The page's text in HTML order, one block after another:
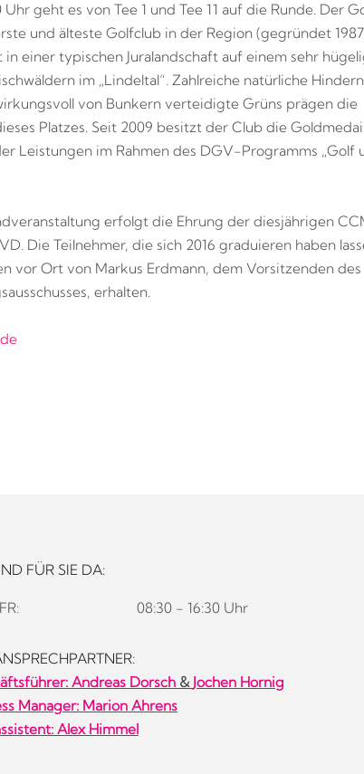
Uhr geht es von Tee 1 und Tee 11 auf die Runde. Der
und älteste Golfclub in der Region (gegründet
einer typischen Juralandschaft auf einem sehr
im „Lindeltal“. Zahlreiche natürliche
von Bunkern verteidigte Grüns prägen die
Platzes. Seit 2009 besitzt der Club die
Leistungen im Rahmen des DGV-Programms „Golf
erfolgt die Ehrung der diesjährigen
Die Teilnehmer, die sich 2016 graduieren haben
vor Ort von Markus Erdmann, dem Vorsitzenden des
erhalten.
FÜR SIE DA:
08:30 - 16:30 Uhr
Andreas Dorsch & Jochen Hornig
Manager: Marion Ahrens
Alex Himmel